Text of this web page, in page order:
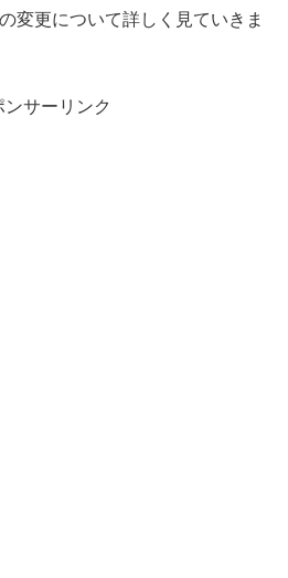
変更について詳しく見ていきま
ンサーリンク